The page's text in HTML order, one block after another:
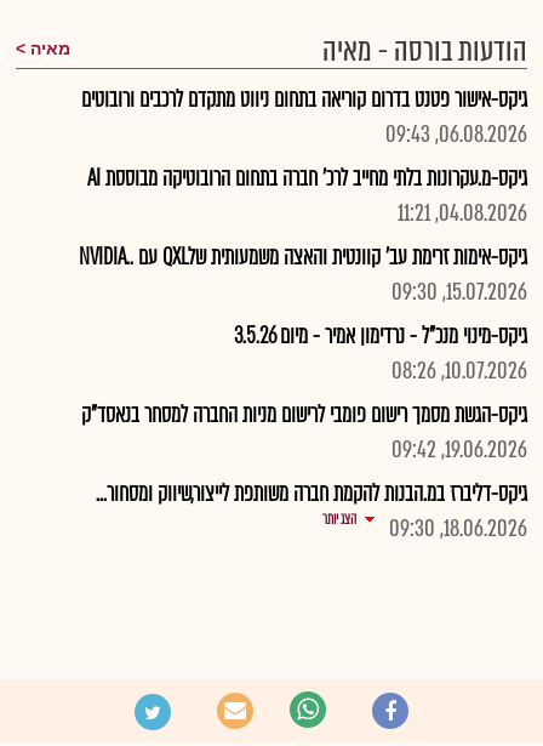
הודעות בורסה - מאיה
מאיה
גיקס-אישור פטנט בדרום קוריאה בתחום ניווט מתקדם לרכבים ורובוטים
06.08.2026, 09:43
גיקס-מ.עקרונות בלתי מחייב לרכ' חברה בתחום הרובוטיקה מבוססת AI
04.08.2026, 11:21
גיקס-אימות זרימת עב' קוונטית והאצה משמעותית שלQXL עם ..NVIDIA
15.07.2026, 09:30
גיקס-מינוי מנכ"ל - נרדימון אמיר - מיום 3.5.26
10.07.2026, 08:26
גיקס-הגשת מסמך רישום פומבי לרישום מניות החברה למסחר בנאסד"ק
19.06.2026, 09:42
גיקס-דליברז במ.הבנות להקמת חברה משותפת לייצור,שיווק ומסחור...
18.06.2026, 09:30
הצג יותר